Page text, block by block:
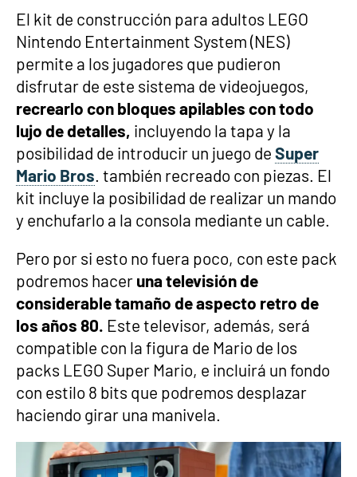
El kit de construcción para adultos LEGO
Nintendo Entertainment System (NES)
permite a los jugadores que pudieron
disfrutar de este sistema de videojuegos,
recrearlo con bloques apilables con todo
lujo de detalles, incluyendo la tapa y la
posibilidad de introducir un juego de Super
Mario Bros. también recreado con piezas. El
kit incluye la posibilidad de realizar un mando
y enchufarlo a la consola mediante un cable.
Pero por si esto no fuera poco, con este pack
podremos hacer una televisión de
considerable tamaño de aspecto retro de
los años 80. Este televisor, además, será
compatible con la figura de Mario de los
packs LEGO Super Mario, e incluirá un fondo
con estilo 8 bits que podremos desplazar
haciendo girar una manivela.